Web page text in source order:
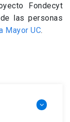
Fondecyt
las personas
Mayor UC.